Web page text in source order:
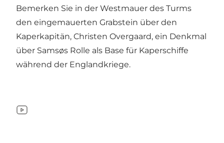
Bemerken Sie in der Westmauer des Turms
den eingemauerten Grabstein über den
Kaperkapitän, Christen Overgaard, ein Denkmal
über Samsøs Rolle als Base für Kaperschiffe
während der Englandkriege.
YouTube